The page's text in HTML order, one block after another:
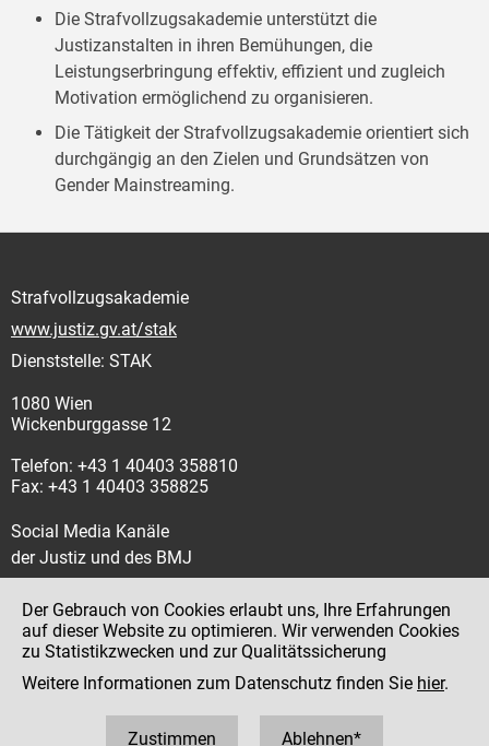
Die Strafvollzugsakademie unterstützt die
Justizanstalten in ihren Bemühungen, die
Leistungserbringung effektiv, effizient und zugleich
Motivation ermöglichend zu organisieren.
Die Tätigkeit der Strafvollzugsakademie orientiert sich
durchgängig an den Zielen und Grundsätzen von
Gender Mainstreaming.
Strafvollzugsakademie
www.justiz.gv.at/stak
Dienststelle: STAK
1080 Wien
Wickenburggasse 12
Telefon: +43 1 40403 358810
Fax: +43 1 40403 358825
Social Media Kanäle
der Justiz und des BMJ
Impressum
Datenschutz
Der Gebrauch von Cookies erlaubt uns, Ihre Erfahrungen
auf dieser Website zu optimieren. Wir verwenden Cookies
zu Statistikzwecken und zur Qualitätssicherung
Weitere Informationen zum Datenschutz finden Sie hier.
Zustimmen Ablehnen*